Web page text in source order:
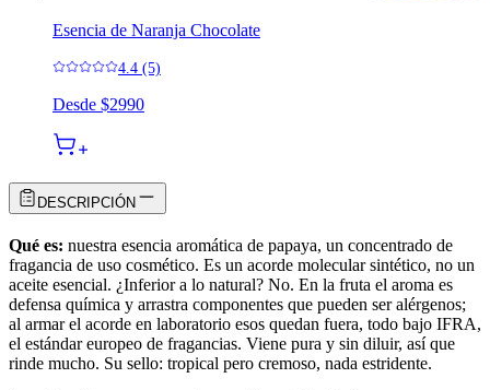
Esencia de Naranja Chocolate
4.4 (5)
Desde $2990
DESCRIPCIÓN
Qué es: nuestra esencia aromática de papaya, un concentrado de
fragancia de uso cosmético. Es un acorde molecular sintético, no un
aceite esencial. ¿Inferior a lo natural? No. En la fruta el aroma es
defensa química y arrastra componentes que pueden ser alérgenos;
al armar el acorde en laboratorio esos quedan fuera, todo bajo IFRA,
el estándar europeo de fragancias. Viene pura y sin diluir, así que
rinde mucho. Su sello: tropical pero cremoso, nada estridente.